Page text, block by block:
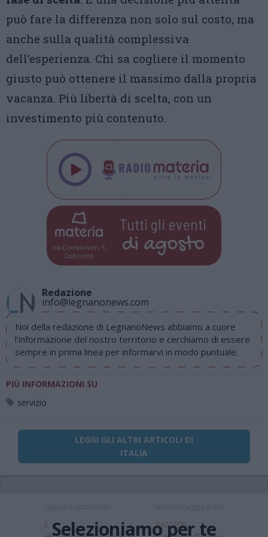
può fare la differenza non solo sul costo, ma
anche sulla qualità complessiva
dell’esperienza. Chi sa cogliere il momento
giusto può ottenere il massimo dalla propria
vacanza. Più libertà di scelta, con un
investimento più contenuto.
Via Confalonieri, 5
Castronno
Tutti gli eventi
di agosto
Redazione
info@legnanonews.com
Noi della redazione di LegnanoNews abbiamo a cuore
l'informazione del nostro territorio e cerchiamo di essere
sempre in prima linea per informarvi in modo puntuale.
PIÙ INFORMAZIONI SU
servizio
LEGGI GLI ALTRI ARTICOLI DI
ITALIA
Selezioniamo per te